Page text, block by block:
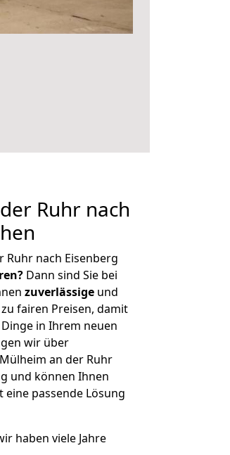
Ruhr nach
Ruhr nach Eisenberg
Dann sind Sie bei
zuverlässige und
zu fairen Preisen, damit
in Ihrem neuen
wir über
an der Ruhr
und können Ihnen
passende Lösung
haben viele Jahre